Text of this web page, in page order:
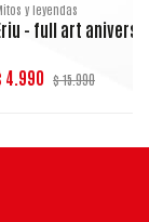
y leyendas
- full art
4.990 $ 15.990